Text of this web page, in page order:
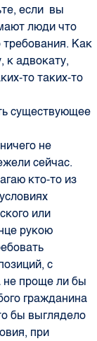
если вы
люди что
требования. Как
к адвокату,
то таких-то
существующее
не
сейчас.
кто-то из
или
рукою
с
не проще ли бы
гражданина
бы выглядело
при